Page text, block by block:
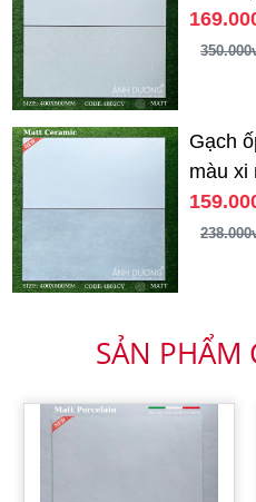
Gạch
màu xi
SẢN PHẨM